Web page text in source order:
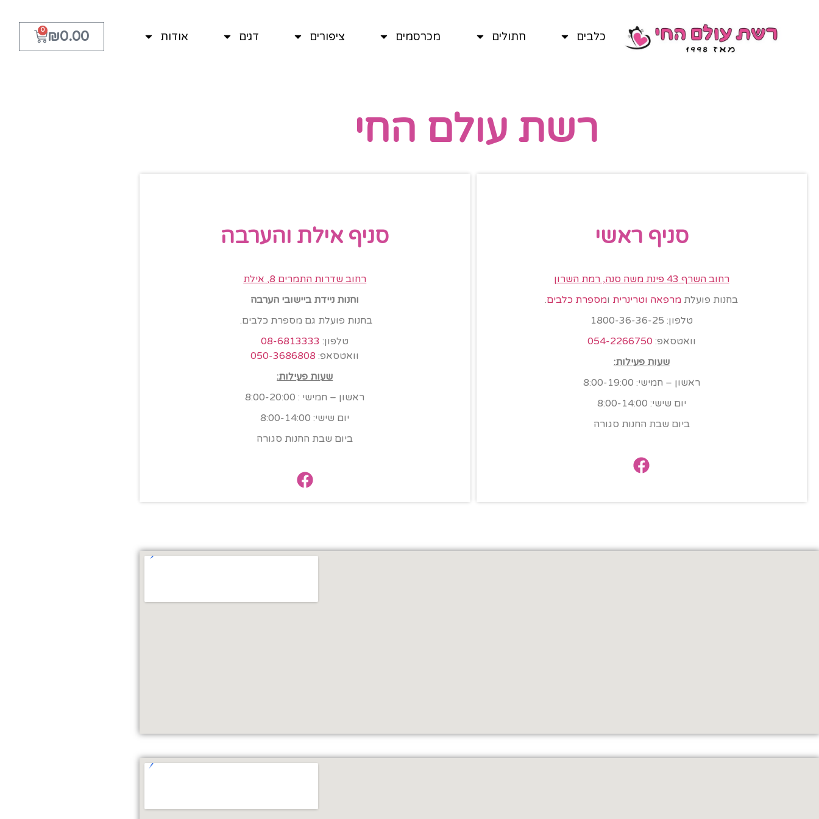
כלבים חתולים מכרסמים ציפורים דגים אודות ₪0.00
0
רשת עולם החי
סניף ראשי
רחוב השרף 43 פינת משה סנה, רמת השרון
בחנות פועלת מרפאה וטרינרית ומספרת כלבים.
טלפון: 1800-36-36-25
וואטסאפ: 054-2266750
שעות פעילות:
ראשון – חמישי: 8:00-19:00
יום שישי: 8:00-14:00
ביום שבת החנות סגורה
סניף אילת והערבה
רחוב שדרות התמרים 8, אילת
וחנות ניידת ביישובי הערבה
בחנות פועלת גם מספרת כלבים.
טלפון: 08-6813333
וואטסאפ: 050-3686808
שעות פעילות:
ראשון – חמישי : 8:00-20:00
יום שישי: 8:00-14:00
ביום שבת החנות סגורה